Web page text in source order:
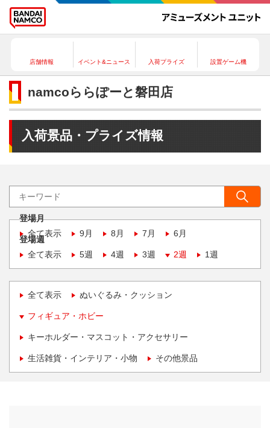
店舗情報 イベント&ニュース 入荷プライズ 設置ゲーム機
namcoららぽーと磐田店
入荷景品・プライズ情報
登場月
全て表示
9月 8月 7月 6月
登場週
全て表示
5週 4週 3週 2週 1週
全て表示 ぬいぐるみ・クッション
フィギュア・ホビー
キーホルダー・マスコット・アクセサリー
生活雑貨・インテリア・小物 その他景品